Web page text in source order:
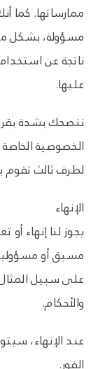
ممارساتها. كما
مسؤولة، بشكل
ناتجة عن
عليها.
ننصحك بشدة
الخصوصية الخاصة
لطرف ثالث تقوم
الإنهاء
يجوز لنا إنهاء
مسبق أو
على سبيل
والأحكام.
عند الإنهاء،
الفور.